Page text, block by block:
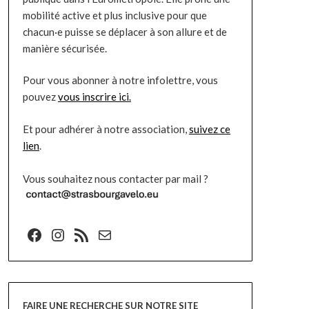
mobilité active et plus inclusive pour que
chacun·e puisse se déplacer à son allure et de
manière sécurisée.
Pour vous abonner à notre infolettre, vous
pouvezvous inscrire ici.
Et pour adhérer à notre association, suivez ce
lien.
Vous souhaitez nous contacter par mail ?
Facebook
Instagram
Flux RSSE-mail
FAIRE UNE RECHERCHE SUR NOTRE SITE